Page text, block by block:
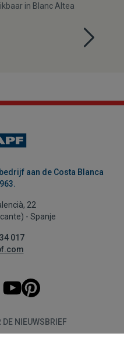
in Blanc Altea
aan de Costa Blanca
22
- Spanje
017
NIEUWSBRIEF